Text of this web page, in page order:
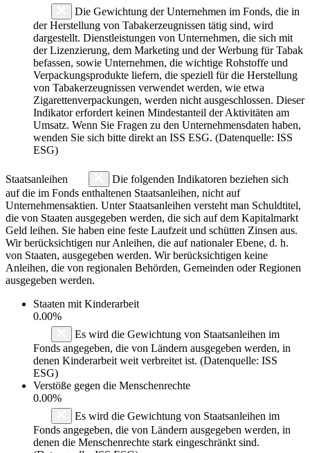
Die Gewichtung der Unternehmen im Fonds, die in
der Herstellung von Tabakerzeugnissen tätig sind, wird
dargestellt. Dienstleistungen von Unternehmen, die sich mit
der Lizenzierung, dem Marketing und der Werbung für Tabak
befassen, sowie Unternehmen, die wichtige Rohstoffe und
Verpackungsprodukte liefern, die speziell für die Herstellung
von Tabakerzeugnissen verwendet werden, wie etwa
Zigarettenverpackungen, werden nicht ausgeschlossen. Dieser
Indikator erfordert keinen Mindestanteil der Aktivitäten am
Umsatz. Wenn Sie Fragen zu den Unternehmensdaten haben,
wenden Sie sich bitte direkt an ISS ESG. (Datenquelle: ISS
ESG)
Staatsanleihen
Die folgenden Indikatoren beziehen sich
auf die im Fonds enthaltenen Staatsanleihen, nicht auf
Unternehmensaktien. Unter Staatsanleihen versteht man Schuldtitel,
die von Staaten ausgegeben werden, die sich auf dem Kapitalmarkt
Geld leihen. Sie haben eine feste Laufzeit und schütten Zinsen aus.
Wir berücksichtigen nur Anleihen, die auf nationaler Ebene, d. h.
von Staaten, ausgegeben werden. Wir berücksichtigen keine
Anleihen, die von regionalen Behörden, Gemeinden oder Regionen
ausgegeben werden.
Staaten mit Kinderarbeit
0.00%
Es wird die Gewichtung von Staatsanleihen im
Fonds angegeben, die von Ländern ausgegeben werden, in
denen Kinderarbeit weit verbreitet ist. (Datenquelle: ISS
ESG)
Verstöße gegen die Menschenrechte
0.00%
Es wird die Gewichtung von Staatsanleihen im
Fonds angegeben, die von Ländern ausgegeben werden, in
denen die Menschenrechte stark eingeschränkt sind.